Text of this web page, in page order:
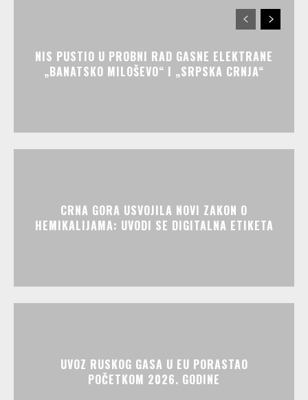
NIS PUSTIO U PROBNI RAD GASNE ELEKTRANE
„BANATSKO MILOŠEVO“ I „SRPSKA CRNJA“
CRNA GORA USVOJILA NOVI ZAKON O
HEMIKALIJAMA: UVODI SE DIGITALNA ETIKETA
UVOZ RUSKOG GASA U EU PORASTAO
POČETKOM 2026. GODINE